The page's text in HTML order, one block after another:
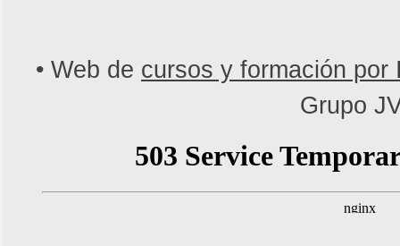
• Web de cursos y formación por
Grupo